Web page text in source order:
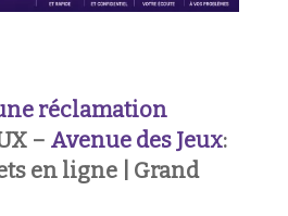
réclamation
– Avenue des Jeux:
en ligne | Grand